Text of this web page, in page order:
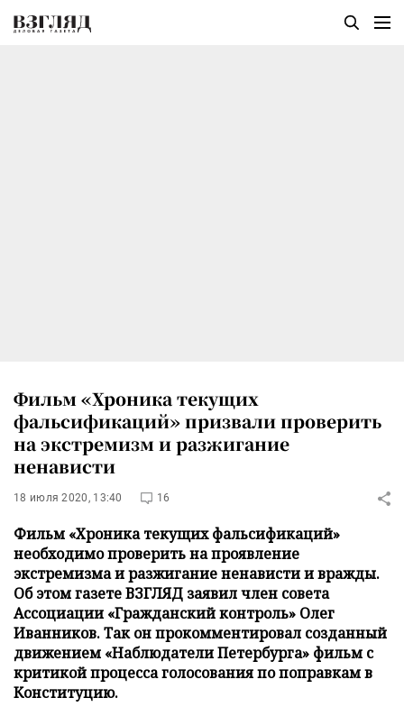
Фильм «Хроника текущих
фальсификаций» призвали проверить
на экстремизм и разжигание
ненависти
18 июля 2020, 13:40 16
Фильм «Хроника текущих фальсификаций»
необходимо проверить на проявление
экстремизма и разжигание ненависти и вражды.
Об этом газете ВЗГЛЯД заявил член совета
Ассоциации «Гражданский контроль» Олег
Иванников. Так он прокомментировал созданный
движением «Наблюдатели Петербурга» фильм с
критикой процесса голосования по поправкам в
Конституцию.